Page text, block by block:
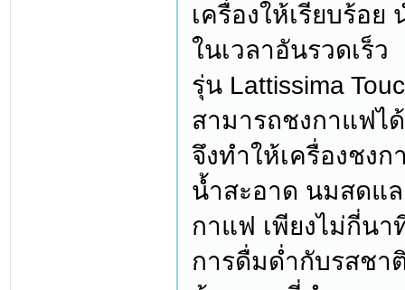
เครื่องให้เรียบร้อย
ในเวลาอันรวดเร็ว
รุ่น Lattissima
สามารถชงกาแฟไ
จึงทำให้เครื่องชง
น้ำสะอาด นมสดแ
กาแฟ เพียงไม่กี่น
การดื่มด่ำกับรสช